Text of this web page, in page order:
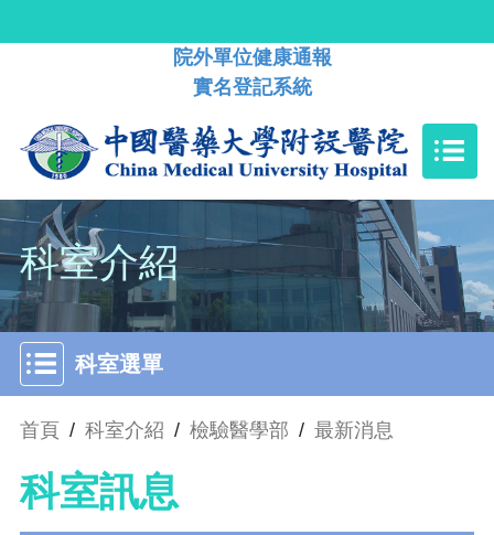
院外單位健康通報
實名登記系統
科室介紹
科室選單
首頁 / 科室介紹 / 檢驗醫學部 / 最新消息
科室訊息